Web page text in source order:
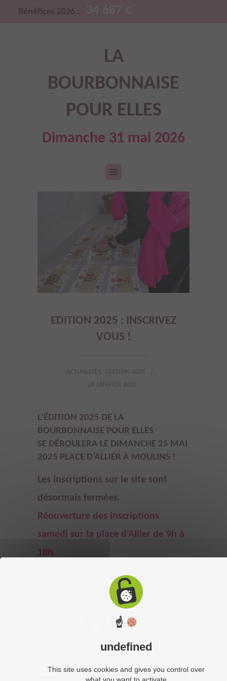
Bénéfices 2026 :
LA
BOURBONNAISE
POUR ELLES
Dimanche 31 mai 2026
EDITION 2025 : INSCRIVEZ
VOUS !
L’ÉDITION 2025 DE LA
BOURBONNAISE POUR ELLES
SE DÉROULERA LE DIMANCHE 25 MAI
2025 PLACE D’ALLIER À MOULINS !
Les inscriptions sur le site sont
désormais fermées.
Réouverture des inscriptions
samedi sur la place d’Allier de 9h à
18h
☝
undefined
This site uses cookies and gives you control over